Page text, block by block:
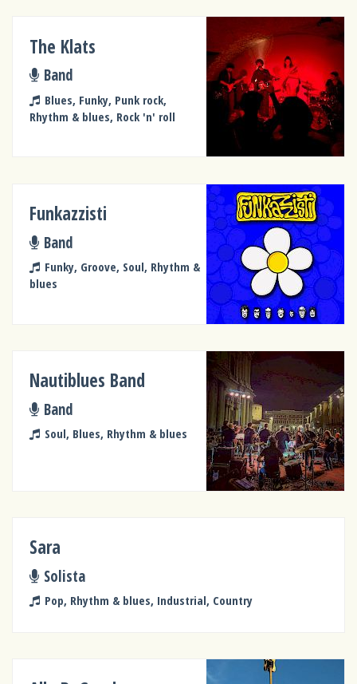
The Klats
Band
Blues, Funky, Punk rock,
Rhythm & blues, Rock 'n' roll
Funkazzisti
Band
Funky, Groove, Soul, Rhythm &
blues
Nautiblues Band
Band
Soul, Blues, Rhythm & blues
Sara
Solista
Pop, Rhythm & blues, Industrial, Country